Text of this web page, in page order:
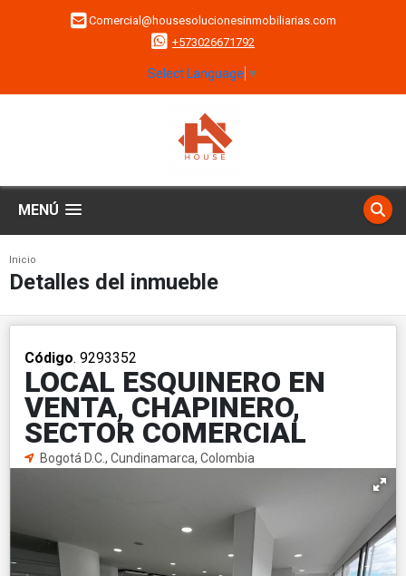
Comercial@housesolucionesinmobiliarias.com
+573026671792
Select Language ▼
MENÚ
Inicio
Detalles del inmueble
Código. 9293352
LOCAL ESQUINERO EN
VENTA, CHAPINERO,
SECTOR COMERCIAL
Bogotá D.C., Cundinamarca, Colombia